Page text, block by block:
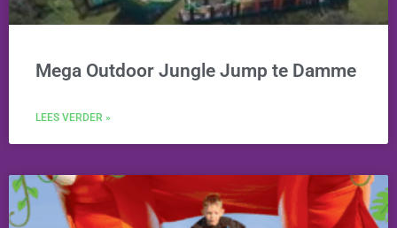
Mega Outdoor Jungle Jump te Damme
LEES VERDER »